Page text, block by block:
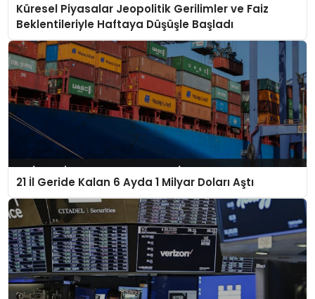
Küresel Piyasalar Jeopolitik Gerilimler ve Faiz
Beklentileriyle Haftaya Düşüşle Başladı
21 İl Geride Kalan 6 Ayda 1 Milyar Doları Aştı